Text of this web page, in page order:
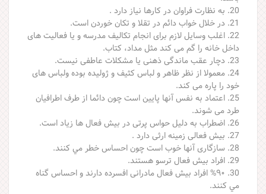
20. به نظارت فراوان در كارها نياز دارد .
21. در خلال خواب دائم در تقلا و تكان خوردن است.
22. اغلب وسايل لازم برای انجام تكاليف مدرسه و يا فعاليت های
داخل خانه را گم می كند مثل مداد، كتاب.
23. دچار عقب ماندگی ذهنی يا مشكلات عاطفی نيست.
24. معمولا از نظر ظاهر و لباس كثيف و ژوليده بوده ولباس های
خود را پاره می كند.
25. اعتماد به نفس آنها پايين است چون دائما از طرف اطرافيان
طرد می شوند.
26. اضطراب به دليل حواس پرتی در بيش فعال ها زياد است.
27. بيش فعالی زمينه ارثی دارد .
28. سازگاری آنها خوب است چون احساس خطر مي كنند.
29. افراد بيش فعال ترسو هستند.
30. %۹۰ افراد بيش فعال مادرانی افسرده دارند و احساس گناه
مي كنند.